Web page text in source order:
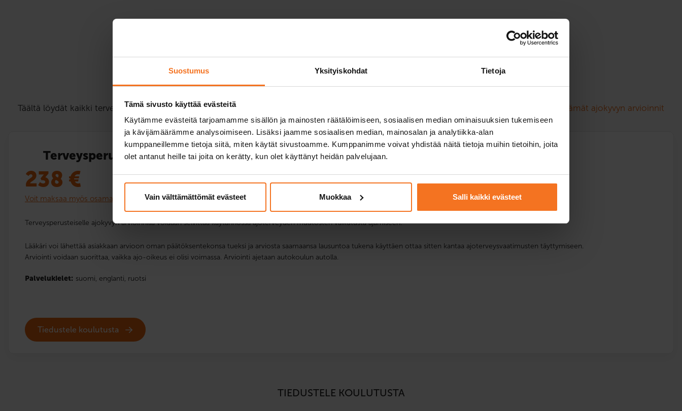
Suostumus Yksityiskohdat Tietoja
Tämä sivusto käyttää evästeitä
Käytämme evästeitä tarjoamamme sisällön ja mainosten räätälöimiseen, sosiaalisen median ominaisuuksien tukemiseen
ja kävijämäärämme analysoimiseen. Lisäksi jaamme sosiaalisen median, mainosalan ja analytiikka-alan
kumppaneillemme tietoja siitä, miten käytät sivustoamme. Kumppanimme voivat yhdistää näitä tietoja muihin tietoihin, joita
olet antanut heille tai joita on kerätty, kun olet käyttänyt heidän palvelujaan.
Vain välttämättömät evästeet Muokkaa Salli kaikki evästeet
Kiiminki
Täältä löydät kaikki terveysperustaisen ajokyvyn arvioinnin palvelut. Jos etsit poliisin määräämiä arviointeja, ne löytyvät täältä: Poliisin määräämät ajokyvyn arvioinnit
Terveysperusteinen ajokyvyn arviointi
238 €
Voit maksaa myös osamaksulla
Terveysperusteiselle ajokyvyn arvioinnilla voidaan selvittää käytännössä ajoterveyden muutosten vaikutusta ajamiseen.
Lääkäri voi lähettää asiakkaan arvioon oman päätöksentekonsa tueksi ja arviosta saamaansa lausuntoa tukena käyttäen ottaa sitten kantaa ajoterveysvaatimusten täyttymiseen.
Arviointi voidaan suorittaa, vaikka ajo-oikeus ei olisi voimassa. Arviointi ajetaan autokoulun autolla.
Palvelukielet: suomi, englanti, ruotsi
Tiedustele koulutusta
TIEDUSTELE KOULUTUSTA